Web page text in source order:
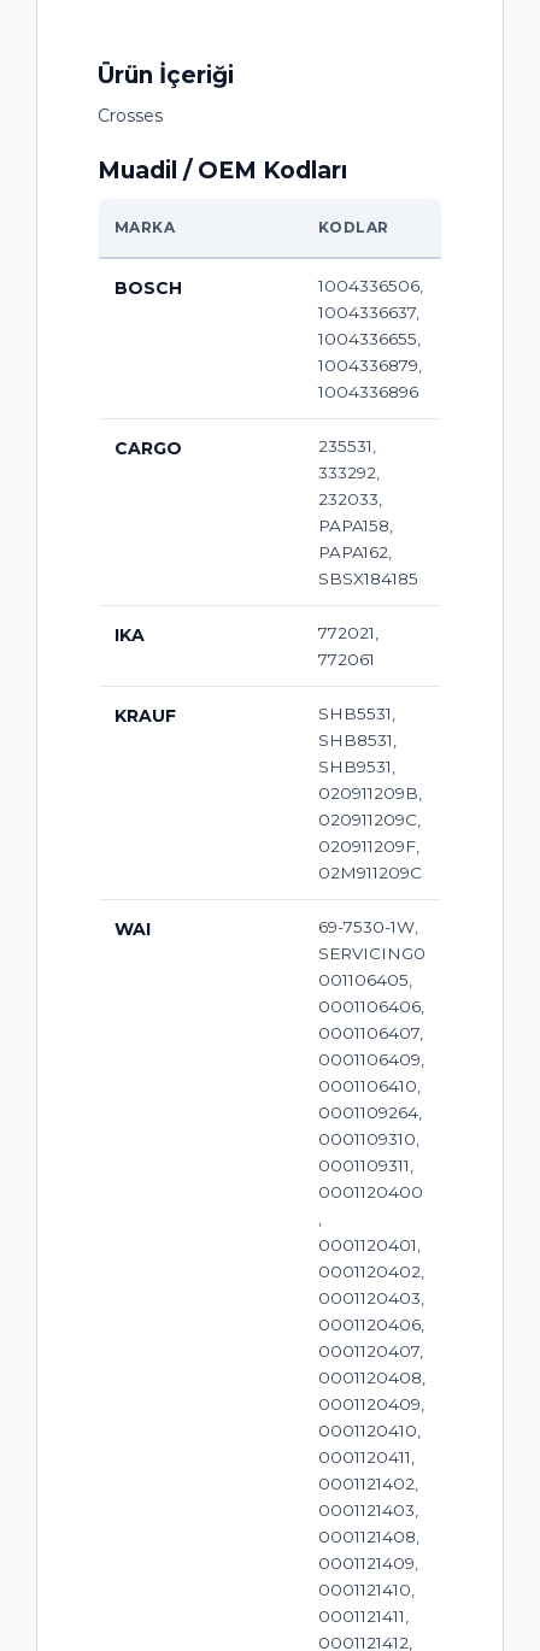
Ürün İçeriği
Crosses
Muadil / OEM Kodları
MARKA KODLAR
BOSCH
1004336506,
1004336637,
1004336655,
1004336879,
1004336896
CARGO
235531,
333292,
232033,
PAPA158,
PAPA162,
SBSX184185
IKA
772021,
772061
KRAUF
SHB5531,
SHB8531,
SHB9531,
020911209B,
020911209C,
020911209F,
02M911209C
WAI
69-7530-1W,
SERVICING0
001106405,
0001106406,
0001106407,
0001106409,
0001106410,
0001109264,
0001109310,
0001109311,
0001120400
0001120401,
0001120402,
0001120403,
0001120406,
0001120407,
0001120408,
0001120409,
0001120410,
0001120411,
0001121402,
0001121403,
0001121408,
0001121409,
0001121410,
0001121411,
0001121412,